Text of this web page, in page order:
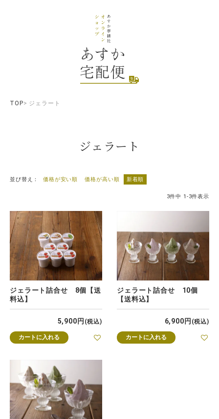
TOP ジェラート
ジェラート
並び替え 価格が安い順 価格が高い順 新着順
3件中 1 -3件表示
ジェラート詰合せ 8個【送
料込】
5,900 税込
カートに入れる
ジェラート詰合せ 10個
【送料込】
6,900 税込
カートに入れる